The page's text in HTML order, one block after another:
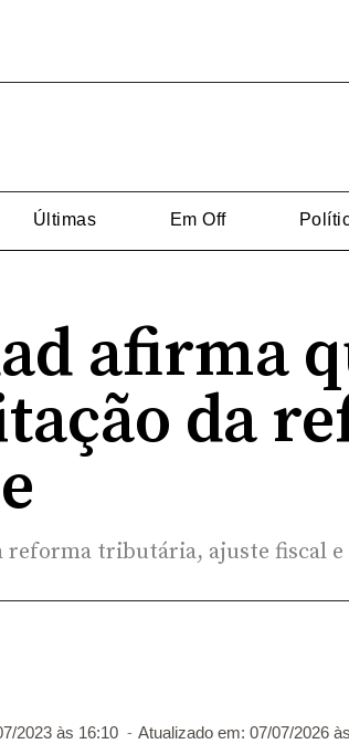
Últimas Em Off
afirma
da
reforma tributária, ajuste fiscal
2023 às 16:10 - Atualizado em: 07/07/2026